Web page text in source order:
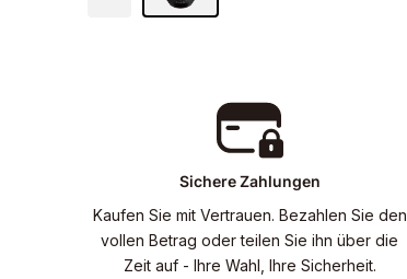
Sichere Zahlungen
Kaufen Sie mit Vertrauen. Bezahlen Sie den
vollen Betrag oder teilen Sie ihn über die
Zeit auf - Ihre Wahl, Ihre Sicherheit.